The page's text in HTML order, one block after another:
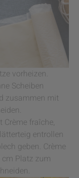
vorheizen.
Scheiben
zusammen mit
fraîche,
entrollen
geben. Crème
Platz zum